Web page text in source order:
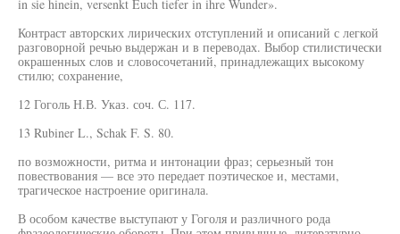
in sie hinein, versenkt Euch tiefer in ihre Wunder».
Контраст авторских лирических отступлений и описаний с легкой
разговорной речью выдержан и в переводах. Выбор стилистически
окрашенных слов и словосочетаний, принадлежащих высокому
стилю; сохранение,
12 Гоголь Н.В. Указ. соч. С. 117.
13 Rubiner L., Schak F. S. 80.
по возможности, ритма и интонации фраз; серьезный тон
повествования — все это передает поэтическое и, местами,
трагическое настроение оригинала.
В особом качестве выступают у Гоголя и различного рода